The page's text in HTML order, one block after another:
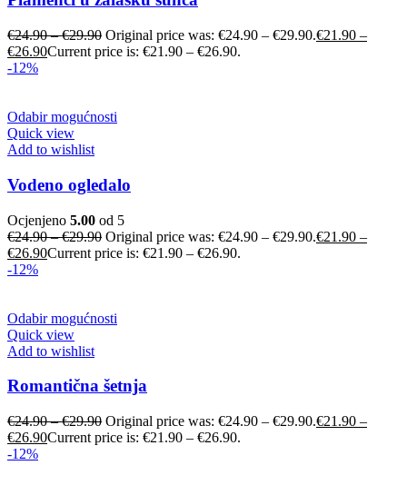
€24.90–€29.90 Original price was: €24.90 – €29.90.€21.90 –
€26.90Current price is: €21.90 – €26.90.
-12%
Odabir mogućnosti
Quick view
Add to wishlist
Vodeno ogledalo
Ocjenjeno 5.00 od 5
€24.90–€29.90 Original price was: €24.90 – €29.90.€21.90 –
€26.90Current price is: €21.90 – €26.90.
-12%
Odabir mogućnosti
Quick view
Add to wishlist
Romantična šetnja
€24.90–€29.90 Original price was: €24.90 – €29.90.€21.90 –
€26.90Current price is: €21.90 – €26.90.
-12%